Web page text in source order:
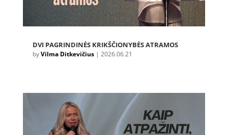
DVI PAGRINDINĖS KRIKŠČIONYBĖS ATRAMOS
byVilma Ditkevičius| 2026.06.21